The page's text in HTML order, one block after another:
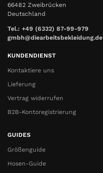
66482 Zweibrücken
Deutschland
Tel.: +49 (6332) 87-99-979
gmbh@diearbeitsbekleidung.de
KUNDENDIENST
Kontaktiere uns
Lieferung
Vertrag widerrufen
B2B-Kontoregistrierung
GUIDES
Größenguide
Hosen-Guide